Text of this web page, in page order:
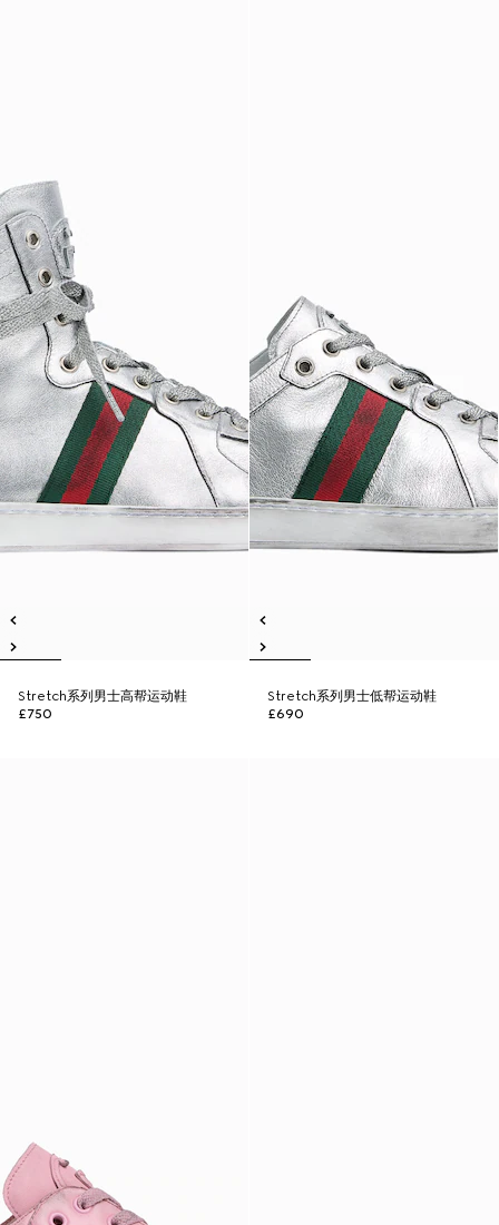
Stretch系列男士高帮运动鞋
£750
Stretch系列男士低帮运动鞋
£690